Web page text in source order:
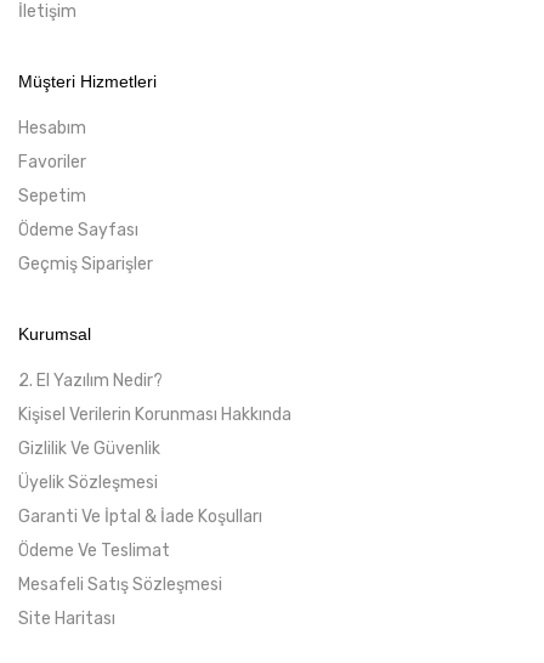
İletişim
Müşteri Hizmetleri
Hesabım
Favoriler
Sepetim
Ödeme Sayfası
Geçmiş Siparişler
Kurumsal
2. El Yazılım Nedir?
Kişisel Verilerin Korunması Hakkında
Gizlilik Ve Güvenlik
Üyelik Sözleşmesi
Garanti Ve İptal & İade Koşulları
Ödeme Ve Teslimat
Mesafeli Satış Sözleşmesi
Site Haritası